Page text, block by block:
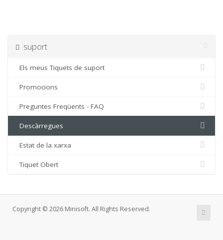
suport
Els meus Tiquets de suport
Promocions
Preguntes Freqüents - FAQ
Descàrregues
Estat de la xarxa
Tiquet Obert
Copyright © 2026 Minisoft. All Rights Reserved.